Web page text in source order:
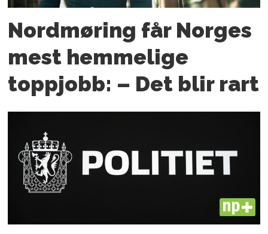
Nordmøring får Norges
mest hemmelige
toppjobb: – Det blir rart
PLUS